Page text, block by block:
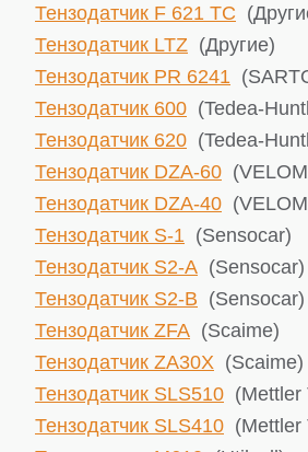
Тензодатчик F 621 TC
Тензодатчик LTZ (Другие)
Тензодатчик PR 6241
Тензодатчик 600 (Tedea-
Тензодатчик 620 (Tedea-
Тензодатчик DZA-60
Тензодатчик DZA-40
Тензодатчик S-1 (Sensocar)
Тензодатчик S2-A (Sensocar)
Тензодатчик S2-B (Sensocar)
Тензодатчик ZFA (Scaime)
Тензодатчик ZA30X (Scaime)
Тензодатчик SLS510 (Mettler
Тензодатчик SLS410 (Mettler